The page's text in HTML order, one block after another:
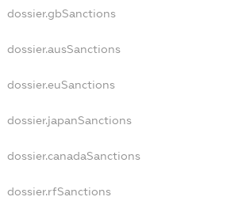
dossier.gbSanctions
dossier.ausSanctions
dossier.euSanctions
dossier.japanSanctions
dossier.canadaSanctions
dossier.rfSanctions